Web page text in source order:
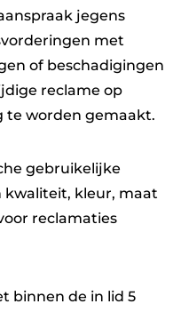
jegens
met
of beschadigingen
reclame op
te worden gemaakt.
gebruikelijke
kwaliteit, kleur, maat
reclamaties
binnen de in lid 5